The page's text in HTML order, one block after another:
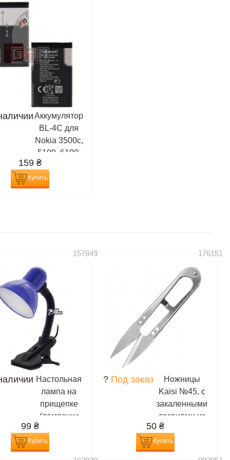
Аккумулятор
BL-4C для
Nokia 3500c,
5100, 6100,
6101, 6102,
6103, 6125,
6131, 6133,
7205 cdma,...
159₴
Купить
157849
Настольная
лампа на
прищепке
(лампочки
99₴
Купить
176151
? Под заказ
Ножницы
Kaisi №45, с
закаленными
лезвиями из
стали (12,5
см,длина
50₴
Купить